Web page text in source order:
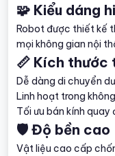
🧩 Kiểu dáng
Robot được thiết kế
mọi không gian nội
📏 Kích thước
Dễ dàng di chuyển
Linh hoạt trong
Tối ưu bán kính quay
🛡️ Độ bền cao
Vật liệu cao cấp